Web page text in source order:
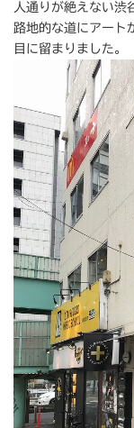
人通りが絶えない渋
路地的な道にアート
目に留まりました。